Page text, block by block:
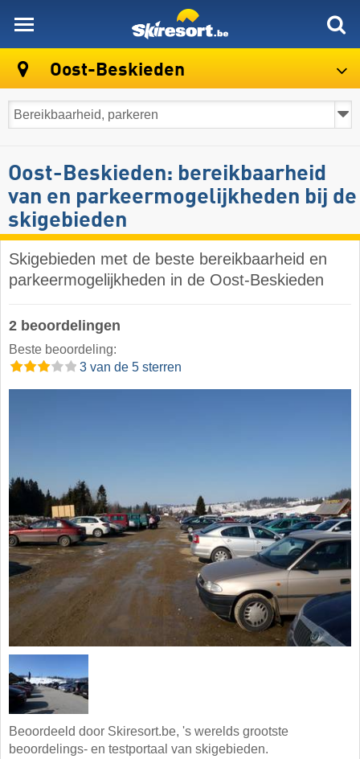
Oost-Beskieden
Oost-Beskieden: bereikbaarheid
van en parkeermogelijkheden bij de
skigebieden
Skigebieden met de beste bereikbaarheid en
parkeermogelijkheden in de Oost-Beskieden
2 beoordelingen
Beste beoordeling:
3 van de 5 sterren
Beoordeeld door Skiresort.be, 's werelds grootste
beoordelings- en testportaal van skigebieden.